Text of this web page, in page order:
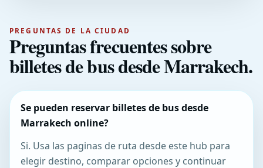
PREGUNTAS DE LA CIUDAD
Preguntas frecuentes sobre
billetes de bus desde Marrakech.
Se pueden reservar billetes de bus desde
Marrakech online?
Si. Usa las paginas de ruta desde este hub para
elegir destino, comparar opciones y continuar